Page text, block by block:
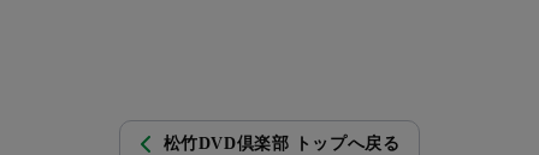
松竹DVD倶楽部 トップへ戻る